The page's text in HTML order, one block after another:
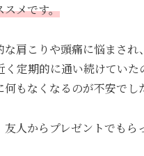
スメです。
な肩こりや頭痛に悩まされ
く定期的に通い続けてい
もなくなるのが不安でし
友人からプレゼントでもら